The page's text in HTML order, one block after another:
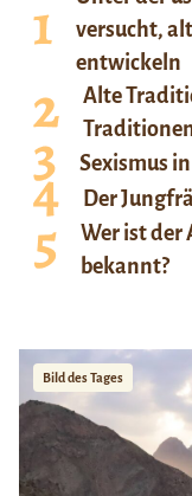
versucht,
entwickeln
Alte
Sexismus
Der
Wer ist der
bekannt?
Bild des Tages